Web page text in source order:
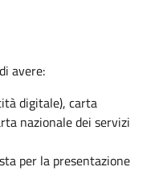
avere:
digitale), carta
nazionale dei servizi
per la presentazione